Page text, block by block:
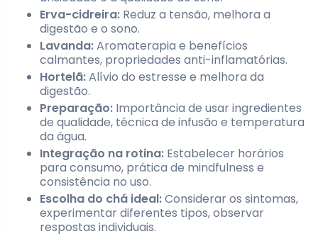
Erva-cidreira: Reduz a tensão, melhora a
digestão e o sono.
Lavanda:Aromaterapia e benefícios
calmantes, propriedades anti-inflamatórias.
Hortelã:Alívio do estresse e melhora da
digestão.
Preparação: Importância de usar ingredientes
de qualidade, técnica de infusão e temperatura
da água.
Integração na rotina: Estabelecer horários
para consumo, prática de mindfulness e
consistência no uso.
Escolha do chá ideal:Considerar os sintomas,
experimentar diferentes tipos, observar
respostas individuais.